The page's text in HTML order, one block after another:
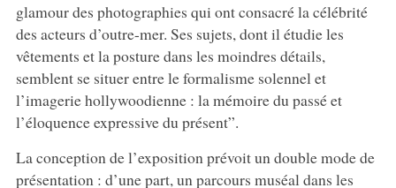
glamour des photographies qui ont consacré la célébrité
des acteurs d’outre-mer. Ses sujets, dont il étudie les
vêtements et la posture dans les moindres détails,
semblent se situer entre le formalisme solennel et
l’imagerie hollywoodienne : la mémoire du passé et
l’éloquence expressive du présent”.
La conception de l’exposition prévoit un double mode de
présentation : d’une part, un parcours muséal dans les